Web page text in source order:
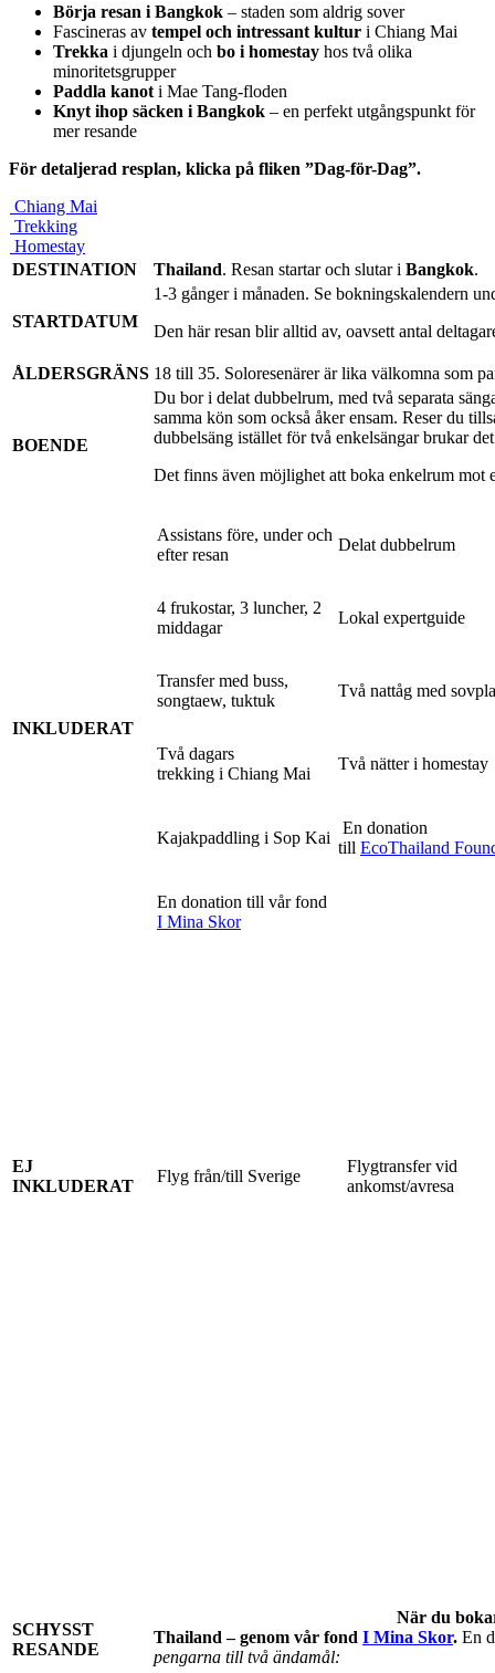
Börja resan i Bangkok – staden som aldrig sover
Fascineras av tempel och intressant kultur i Chiang Mai
Trekka i djungeln och bo i homestay hos två olika
minoritetsgrupper
Paddla kanot i Mae Tang-floden
Knyt ihop säcken i Bangkok – en perfekt utgångspunkt för
mer resande
För detaljerad resplan, klicka på fliken ”Dag-för-Dag”.
Chiang Mai
Trekking
Homestay
DESTINATION
Thailand. Resan startar och slutar i Bangkok.
STARTDATUM
1-3 gånger i månaden. Se bokningskalendern
Den här resan blir alltid av, oavsett antal
ÅLDERSGRÄNS 18 till 35. Soloresenärer är lika välkomna som
BOENDE
Du bor i delat dubbelrum, med två separata
samma kön som också åker ensam. Reser du
dubbelsäng istället för två enkelsängar brukar
Det finns även möjlighet att boka enkelrum mot
INKLUDERAT
Assistans före, under och
efter resan
Delat dubbelrum
4 frukostar, 3 luncher, 2
middagar
Lokal expertguide
Transfer med buss,
songtaew, tuktuk
Två nattåg med
Två dagars
trekking i Chiang Mai
Två nätter i homestay
Kajakpaddling i Sop Kai
En donation
till EcoThailand
En donation till vår fond
I Mina Skor
EJ
INKLUDERAT
Flyg från/till Sverige
Flygtransfer vid
ankomst/avresa
SCHYSST
RESANDE
När du
Thailand – genom vår fond I Mina Skor. En
pengarna till två ändamål: